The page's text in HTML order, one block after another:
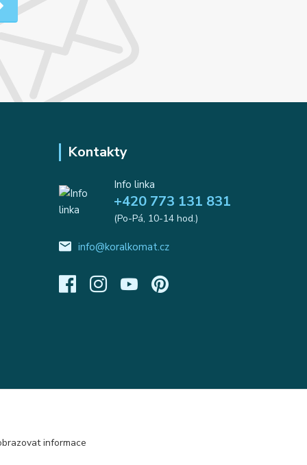
Kontakty
Info linka
+420 773 131 831
(Po-Pá, 10-14 hod.)
info@koralkomat.cz
informace